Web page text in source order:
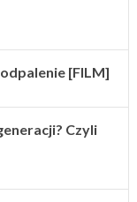
[FILM]
Czyli